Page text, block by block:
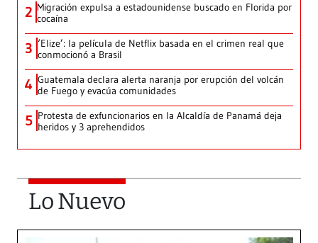
2 Migración expulsa a estadounidense buscado en Florida por
cocaína
3 ‘Elize’: la película de Netflix basada en el crimen real que
conmocionó a Brasil
4 Guatemala declara alerta naranja por erupción del volcán
de Fuego y evacúa comunidades
5 Protesta de exfuncionarios en la Alcaldía de Panamá deja
heridos y 3 aprehendidos
Lo Nuevo